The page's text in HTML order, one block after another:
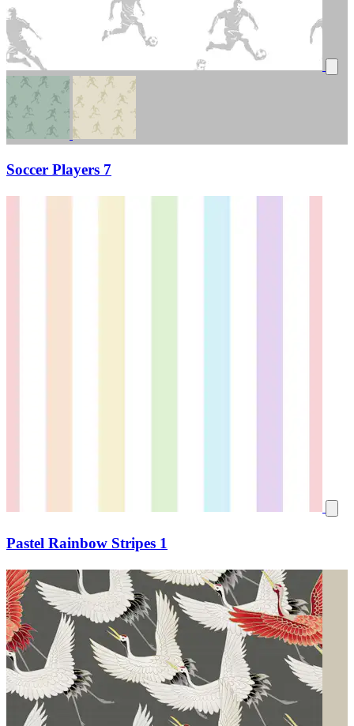
Soccer Players 7
Pastel Rainbow Stripes 1